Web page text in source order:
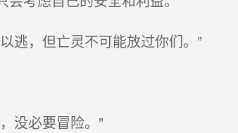
逃，但亡灵不可能放过你们。”
没必要冒险。”